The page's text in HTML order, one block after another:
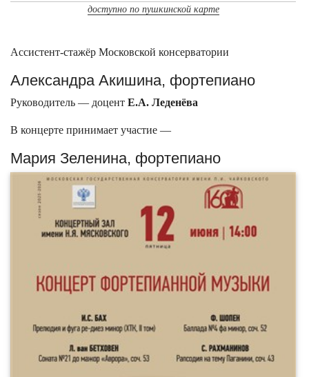
доступно по пушкинской карте
Ассистент-стажёр Московской консерватории
Александра Акишина, фортепиано
Руководитель — доцент Е.А. Леденёва
В концерте принимает участие —
Мария Зеленина, фортепиано